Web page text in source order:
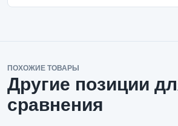
ПОХОЖИЕ ТОВАРЫ
Другие позиции
сравнения